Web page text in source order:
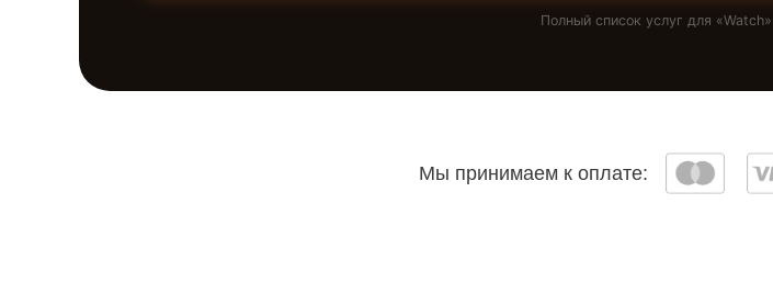
Полный список услуг для «Watch
Мы принимаем к оплате: